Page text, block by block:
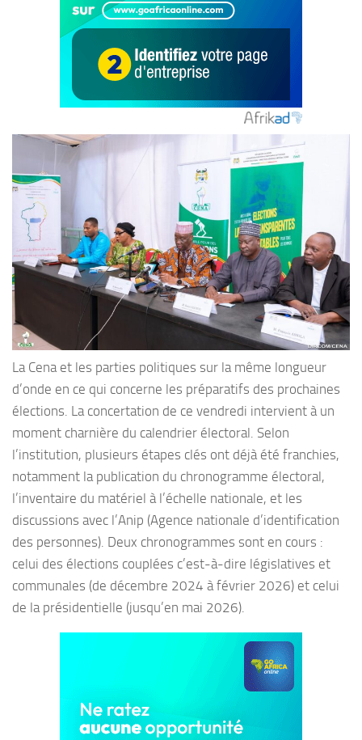
La Cena et les parties politiques sur la même longueur
d’onde en ce qui concerne les préparatifs des prochaines
élections. La concertation de ce vendredi intervient à un
moment charnière du calendrier électoral. Selon
l’institution, plusieurs étapes clés ont déjà été franchies,
notamment la publication du chronogramme électoral,
l’inventaire du matériel à l’échelle nationale, et les
discussions avec l’Anip (Agence nationale d’identification
des personnes). Deux chronogrammes sont en cours :
celui des élections couplées c’est-à-dire législatives et
communales (de décembre 2024 à février 2026) et celui
de la présidentielle (jusqu’en mai 2026).